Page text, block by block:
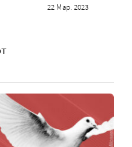
22 Мар. 2023